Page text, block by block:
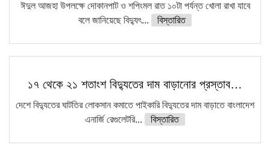
ঈদুল আজহা উপলক্ষে দোকানপাট ও শপিংমল রাত ১০টা পর্যন্ত খোলা রাখা যাবে
বলে জানিয়েছে বিদ্যুৎ...
বিস্তারিত
১৭ থেকে ২১ শতাংশ বিদ্যুতের দাম বাড়ানোর প্রস্তাব…
দেশে বিদ্যুতের ঘাটতির লোকসান কমাতে পাইকারি বিদ্যুতের দাম বাড়াতে বাংলাদেশ
এনার্জি রেগুলেটরি...
বিস্তারিত